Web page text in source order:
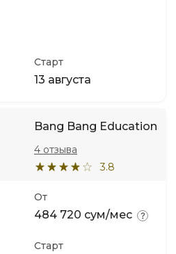
Старт
13 августа
Bang Bang Education
3.8
4 отзыва
От
484 720 сум/мес
Старт